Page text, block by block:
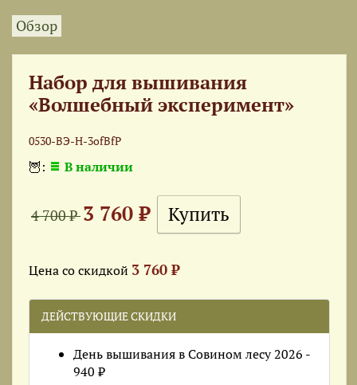
Обзор
Набор для вышивания
«Волшебный эксперимент»
0530-ВЭ-Н-3ofBfP
🦉: В наличии
4 700 ₽3 760 ₽
Цена со скидкой 3 760 ₽
ДЕЙСТВУЮЩИЕ СКИДКИ
День вышивания в Совином лесу 2026 -
940 ₽